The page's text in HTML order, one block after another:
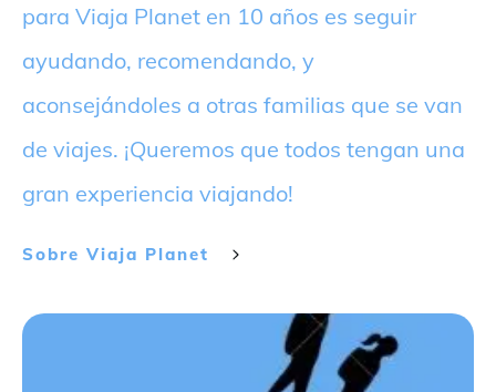
para Viaja Planet en 10 años es seguir
ayudando, recomendando, y
aconsejándoles a otras familias que se van
de viajes. ¡Queremos que todos tengan una
gran experiencia viajando!
Sobre Viaja Planet